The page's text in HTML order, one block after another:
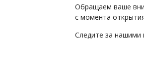
Обращаем ваше
с момента
Следите за